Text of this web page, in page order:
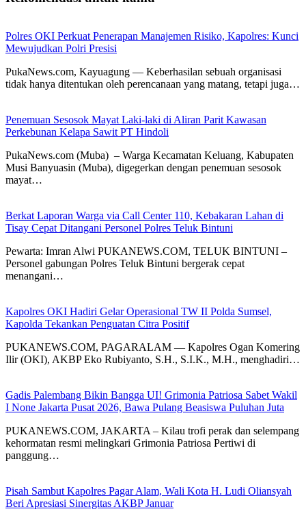
Polres OKI Perkuat Penerapan Manajemen Risiko, Kapolres: Kunci
Mewujudkan Polri Presisi
PukaNews.com, Kayuagung — Keberhasilan sebuah organisasi
tidak hanya ditentukan oleh perencanaan yang matang, tetapi juga…
Penemuan Sesosok Mayat Laki-laki di Aliran Parit Kawasan
Perkebunan Kelapa Sawit PT Hindoli
PukaNews.com (Muba) – Warga Kecamatan Keluang, Kabupaten
Musi Banyuasin (Muba), digegerkan dengan penemuan sesosok
mayat…
Berkat Laporan Warga via Call Center 110, Kebakaran Lahan di
Tisay Cepat Ditangani Personel Polres Teluk Bintuni
Pewarta: Imran Alwi PUKANEWS.COM, TELUK BINTUNI –
Personel gabungan Polres Teluk Bintuni bergerak cepat
menangani…
Kapolres OKI Hadiri Gelar Operasional TW II Polda Sumsel,
Kapolda Tekankan Penguatan Citra Positif
PUKANEWS.COM, PAGARALAM — Kapolres Ogan Komering
Ilir (OKI), AKBP Eko Rubiyanto, S.H., S.I.K., M.H., menghadiri…
Gadis Palembang Bikin Bangga UI! Grimonia Patriosa Sabet Wakil
I None Jakarta Pusat 2026, Bawa Pulang Beasiswa Puluhan Juta
PUKANEWS.COM, JAKARTA – Kilau trofi perak dan selempang
kehormatan resmi melingkari Grimonia Patriosa Pertiwi di
panggung…
Pisah Sambut Kapolres Pagar Alam, Wali Kota H. Ludi Oliansyah
Beri Apresiasi Sinergitas AKBP Januar